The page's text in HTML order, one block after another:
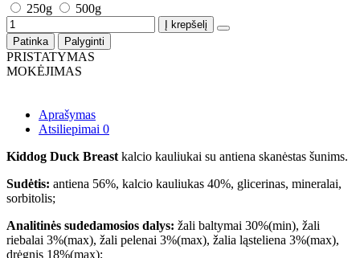
250g
500g
Į krepšelį
Patinka
Palyginti
PRISTATYMAS
MOKĖJIMAS
Aprašymas
Atsiliepimai 0
Kiddog Duck Breast kalcio kauliukai su antiena skanėstas šunims.
Sudėtis: antiena 56%, kalcio kauliukas 40%, glicerinas, mineralai,
sorbitolis;
Analitinės sudedamosios dalys: žali baltymai 30%(min), žali
riebalai 3%(max), žali pelenai 3%(max), žalia ląsteliena 3%(max),
drėgnis 18%(max);